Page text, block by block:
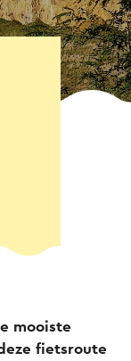
mooiste
fietsroute